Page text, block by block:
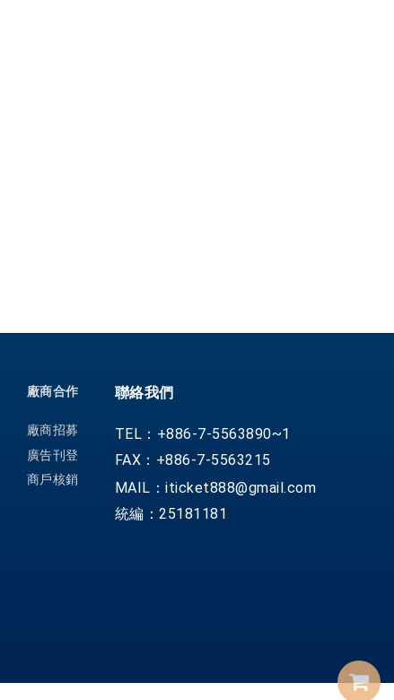
聯絡我們
TEL：+886-7-5563890~1
FAX：+886-7-5563215
MAIL：iticket888@gmail.com
統編：25181181
廠商合作
廠商招募
廣告刊登
商戶核銷